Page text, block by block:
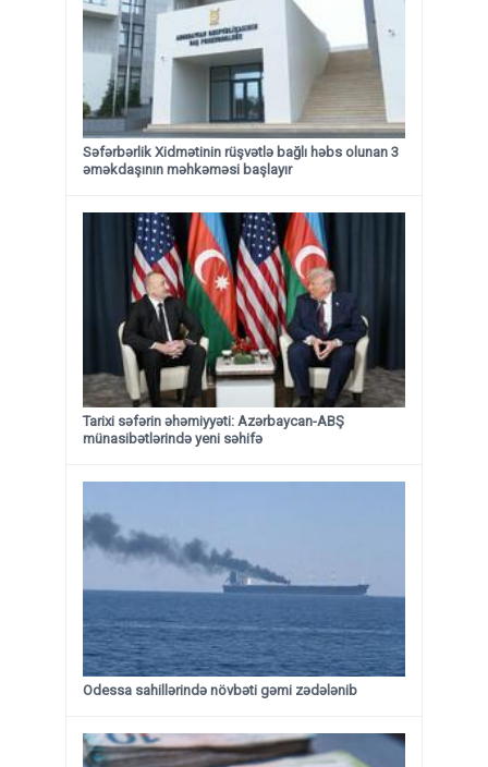
Səfərbərlik Xidmətinin rüşvətlə bağlı həbs olunan 3
əməkdaşının məhkəməsi başlayır
Tarixi səfərin əhəmiyyəti: Azərbaycan-ABŞ
münasibətlərində yeni səhifə
Odessa sahillərində növbəti gəmi zədələnib